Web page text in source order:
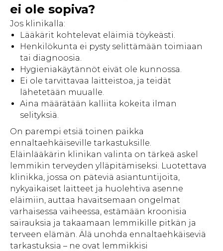
ei ole sopiva?
Jos klinikalla:
Lääkärit kohtelevat eläimiä töykeästi.
Henkilökunta ei pysty selittämään toimiaan
tai diagnoosia.
Hygieniakäytännöt eivät ole kunnossa.
Ei ole tarvittavaa laitteistoa, ja teidät
lähetetään muualle.
Aina määrätään kalliita kokeita ilman
selityksiä.
On parempi etsiä toinen paikka
ennaltaehkäiseville tarkastuksille.
Eläinlääkärin klinikan valinta on tärkeä askel
lemmikin terveyden ylläpitämiseksi. Luotettava
klinikka, jossa on päteviä asiantuntijoita,
nykyaikaiset laitteet ja huolehtiva asenne
eläimiin, auttaa havaitsemaan ongelmat
varhaisessa vaiheessa, estämään kroonisia
sairauksia ja takaamaan lemmikille pitkän ja
terveen elämän. Älä unohda ennaltaehkäiseviä
tarkastuksia – ne ovat lemmikkisi